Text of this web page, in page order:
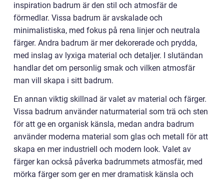
inspiration badrum är den stil och atmosfär de
förmedlar. Vissa badrum är avskalade och
minimalistiska, med fokus på rena linjer och neutrala
färger. Andra badrum är mer dekorerade och prydda,
med inslag av lyxiga material och detaljer. I slutändan
handlar det om personlig smak och vilken atmosfär
man vill skapa i sitt badrum.
En annan viktig skillnad är valet av material och färger.
Vissa badrum använder naturmaterial som trä och sten
för att ge en organisk känsla, medan andra badrum
använder moderna material som glas och metall för att
skapa en mer industriell och modern look. Valet av
färger kan också påverka badrummets atmosfär, med
mörka färger som ger en mer dramatisk känsla och